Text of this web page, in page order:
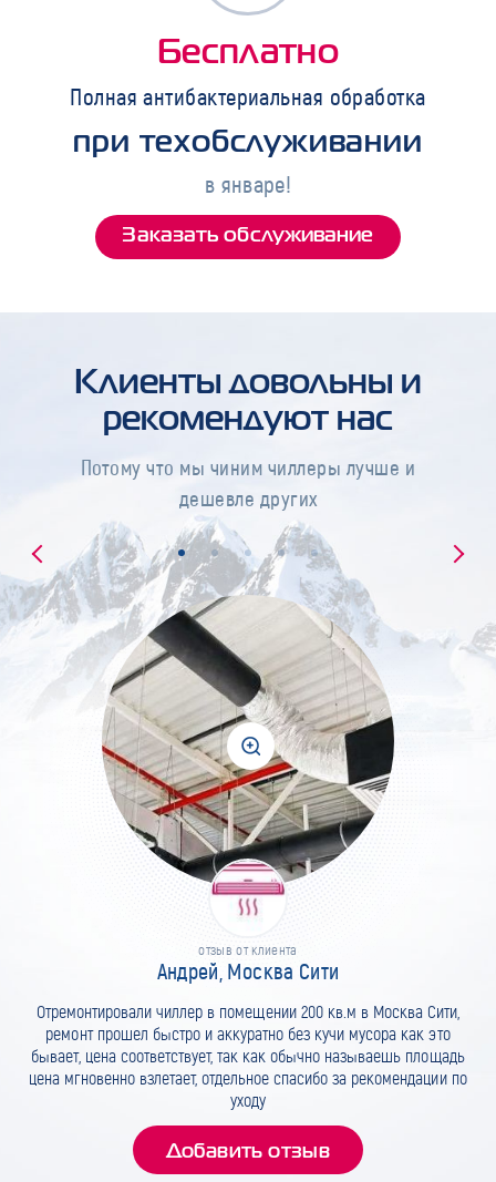
Бесплатно
Полная антибактериальная обработка
при техобслуживании
в январе!
Заказать обслуживание
Клиенты довольны и
рекомендуют нас
Потому что мы чиним чиллеры лучше и
дешевле других
отзыв от клиента
Андрей, Москва Сити
Отремонтировали чиллер в помещении 200 кв.м в Москва Сити,
ремонт прошел быстро и аккуратно без кучи мусора как это
бывает, цена соответствует, так как обычно называешь площадь
цена мгновенно взлетает, отдельное спасибо за рекомендации по
уходу
Добавить отзыв